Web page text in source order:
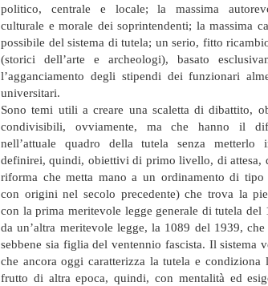
politico, centrale e locale; la massima
culturale e morale dei soprintendenti; la massima
possibile del sistema di tutela; un serio, fitto
(storici dell’arte e archeologi), basato
l’agganciamento degli stipendi dei funzionari
universitari.
Sono temi utili a creare una scaletta di dibattito,
condivisibili, ovviamente, ma che hanno il
nell’attuale quadro della tutela senza metterlo
definirei, quindi, obiettivi di primo livello, di attesa,
riforma che metta mano a un ordinamento di tipo
con origini nel secolo precedente) che trova la
con la prima meritevole legge generale di tutela del
da un’altra meritevole legge, la 1089 del 1939,
sebbene sia figlia del ventennio fascista. Il sistema
che ancora oggi caratterizza la tutela e condiziona
frutto di altra epoca, quindi, con mentalità ed